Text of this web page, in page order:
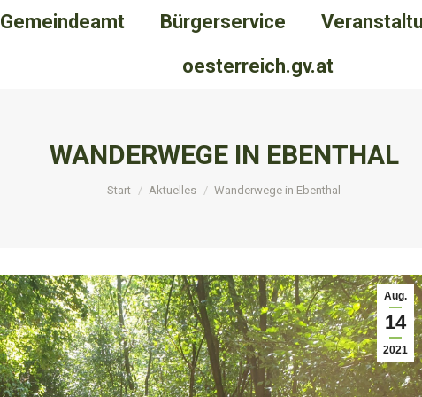
Gemeindeamt Bürgerservice
oesterreich.gv.at
WANDERWEGE IN EBENTHAL
Sie befinden sich hier:
Start Aktuelles Wanderwege in Ebenthal
Aug.
14
2021
Gemeindeamt Bürgerservice
oesterreich.gv.at